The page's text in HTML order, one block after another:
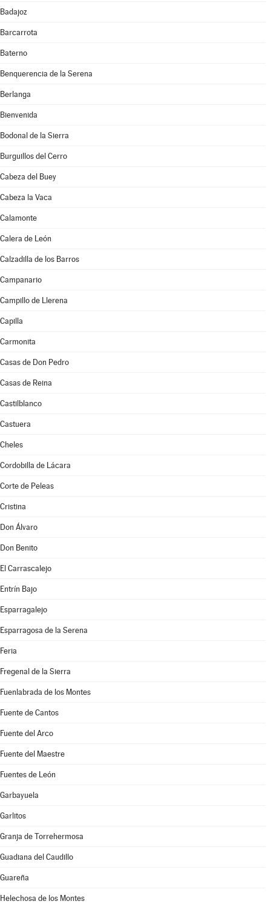
Badajoz
Barcarrota
Baterno
Benquerencia de la Serena
Berlanga
Bienvenida
Bodonal de la Sierra
Burguillos del Cerro
Cabeza del Buey
Cabeza la Vaca
Calamonte
Calera de León
Calzadilla de los Barros
Campanario
Campillo de Llerena
Capilla
Carmonita
Casas de Don Pedro
Casas de Reina
Castilblanco
Castuera
Cheles
Cordobilla de Lácara
Corte de Peleas
Cristina
Don Álvaro
Don Benito
El Carrascalejo
Entrín Bajo
Esparragalejo
Esparragosa de la Serena
Feria
Fregenal de la Sierra
Fuenlabrada de los Montes
Fuente de Cantos
Fuente del Arco
Fuente del Maestre
Fuentes de León
Garbayuela
Garlitos
Granja de Torrehermosa
Guadiana del Caudillo
Guareña
Helechosa de los Montes